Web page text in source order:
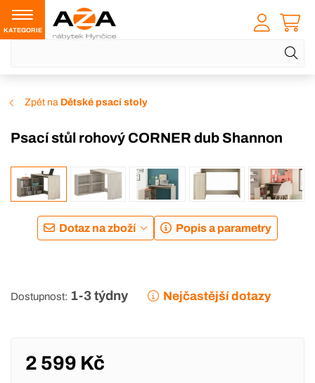
KATEGORIE
Zpět na Dětské psací stoly
Psací stůl rohový CORNER dub Shannon
Dotaz na zboží Popis a parametry
Dostupnost: 1-3 týdny Nejčastější dotazy
2 599 Kč